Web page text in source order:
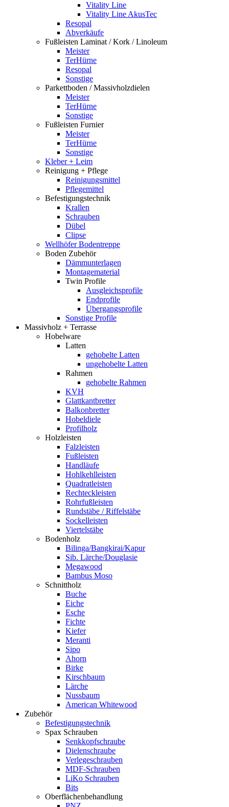
Vitality Line
Vitality Line AkusTec
Resopal
Abverkäufe
Fußleisten Laminat / Kork / Linoleum
Meister
TerHürne
Resopal
Sonstige
Parkettboden / Massivholzdielen
Meister
TerHürne
Sonstige
Fußleisten Furnier
Meister
TerHürne
Sonstige
Kleber + Leim
Reinigung + Pflege
Reinigungsmittel
Pflegemittel
Befestigungstechnik
Krallen
Schrauben
Dübel
Clipse
Wellhöfer Bodentreppe
Boden Zubehör
Dämmunterlagen
Montagematerial
Twin Profile
Ausgleichsprofile
Endprofile
Übergangsprofile
Sonstige Profile
Massivholz + Terrasse
Hobelware
Latten
gehobelte Latten
ungehobelte Latten
Rahmen
gehobelte Rahmen
KVH
Glattkantbretter
Balkonbretter
Hobeldiele
Profilholz
Holzleisten
Falzleisten
Fußleisten
Handläufe
Hohlkehlleisten
Quadratleisten
Rechteckleisten
Rohrfußleisten
Rundstäbe / Riffelstäbe
Sockelleisten
Viertelstäbe
Bodenholz
Bilinga/Bangkirai/Kapur
Sib. Lärche/Douglasie
Megawood
Bambus Moso
Schnittholz
Buche
Eiche
Esche
Fichte
Kiefer
Meranti
Sipo
Ahorn
Birke
Kirschbaum
Lärche
Nussbaum
American Whitewood
Zubehör
Befestigungstechnik
Spax Schrauben
Senkkopfschraube
Dielenschraube
Verlegeschrauben
MDF-Schrauben
LiKo Schrauben
Bits
Oberflächenbehandlung